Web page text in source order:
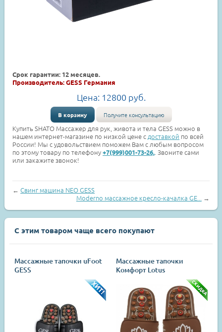
Срок гарантии: 12 месяцев.
Производитель: GESS Германия
Цена: 12800 руб.
В корзину Получите консультацию
Купить SHATO Массажер для рук, живота и тела GESS можно в
нашем интернет-магазине по низкой цене с доставкой по всей
России! Мы с удовольствием поможем Вам с любым вопросом
по этому товару по телефону+7(999)001-73-26, . Звоните сами
или закажите звонок!
←Свинг машина NEO GESS
Moderno массажное кресло-качалка GE...
→
С этим товаром чаще всего покупают
Массажные тапочки uFoot
GESS
Массажные тапочки
Комфорт Lotus